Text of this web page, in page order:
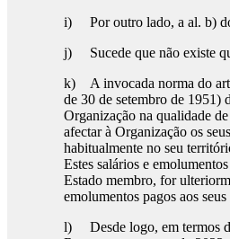
i) Por outro lado, a al. b) do
j) Sucede que não existe
k) A invocada norma do
de 30 de setembro de 1951)
Organização na qualidade
afectar à Organização os
habitualmente no seu
Estes salários e
Estado membro, for
emolumentos pagos aos
l) Desde logo, em termos de